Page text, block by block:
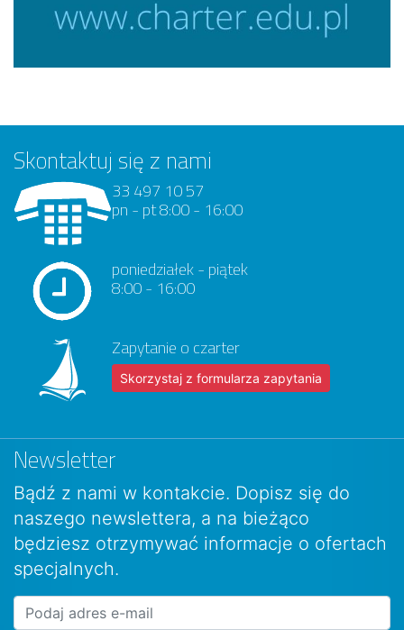
Skontaktuj się z nami
33 497 10 57
pn - pt 8:00 - 16:00
poniedziałek - piątek
8:00 - 16:00
Zapytanie o czarter
Skorzystaj z formularza zapytania
Newsletter
Bądź z nami w kontakcie. Dopisz się do
naszego newslettera, a na bieżąco
będziesz otrzymywać informacje o ofertach
specjalnych.